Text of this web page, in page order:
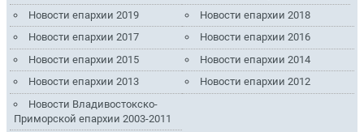
Новости епархии 2019
Новости епархии 2018
Новости епархии 2017
Новости епархии 2016
Новости епархии 2015
Новости епархии 2014
Новости епархии 2013
Новости епархии 2012
Новости Владивостокско-
Приморской епархии 2003-2011